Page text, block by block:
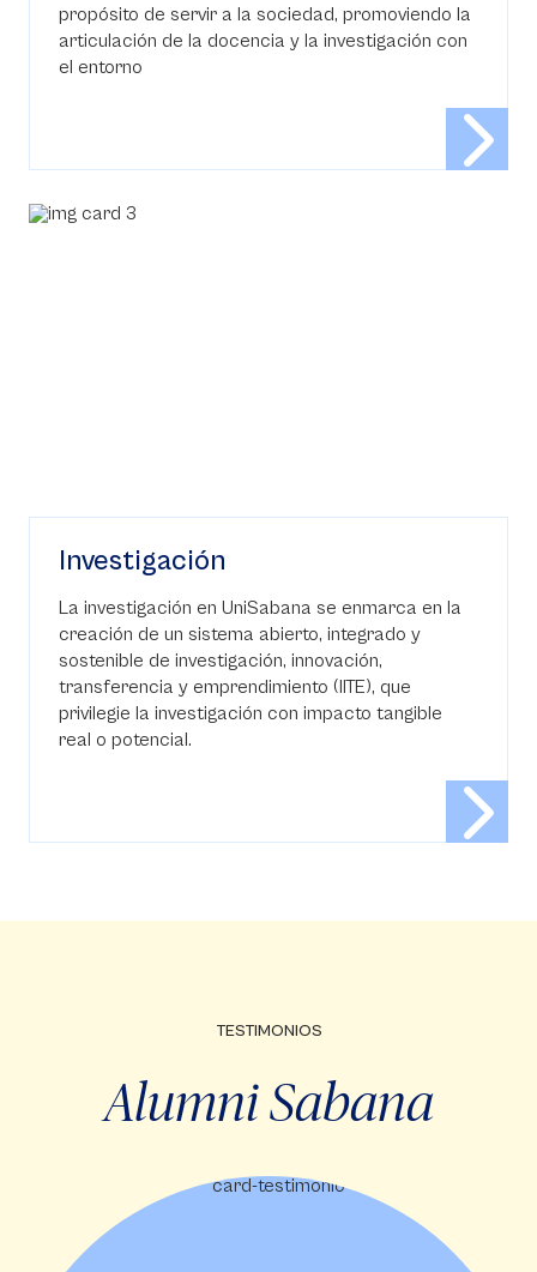
propósito de servir a la sociedad, promoviendo la
articulación de la docencia y la investigación con
el entorno
Investigación
La investigación en UniSabana se enmarca en la
creación de un sistema abierto, integrado y
sostenible de investigación, innovación,
transferencia y emprendimiento (IITE), que
privilegie la investigación con impacto tangible
real o potencial.
TESTIMONIOS
Alumni Sabana